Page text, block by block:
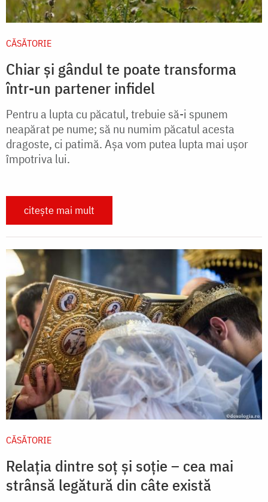
CĂSĂTORIE
Chiar și gândul te poate transforma
într-un partener infidel
Pentru a lupta cu păcatul, trebuie să-i spunem
neapărat pe nume; să nu numim păcatul acesta
dragoste, ci patimă. Așa vom putea lupta mai ușor
împotriva lui.
citește mai mult
CĂSĂTORIE
Relația dintre soț și soție – cea mai
strânsă legătură din câte există